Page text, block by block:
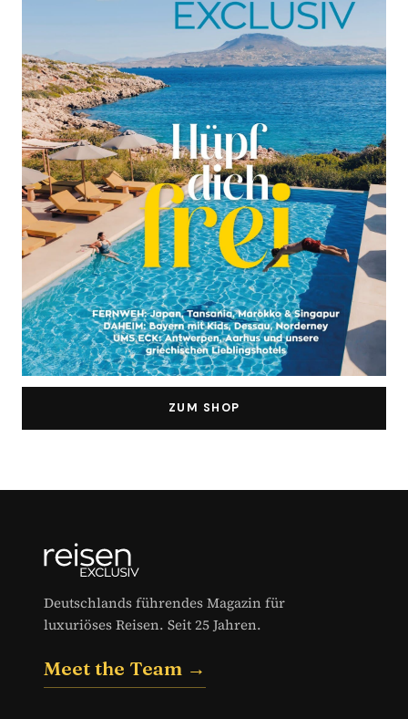
ZUM SHOP
Deutschlands führendes Magazin für
luxuriöses Reisen. Seit 25 Jahren.
Meet the Team →